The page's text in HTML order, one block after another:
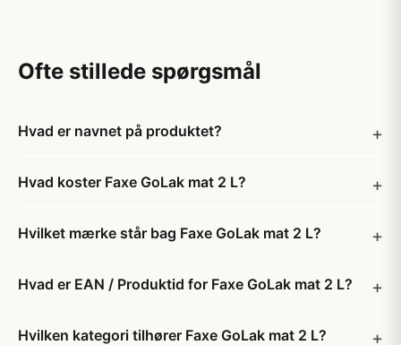
Ofte stillede spørgsmål
Hvad er navnet på produktet?
Hvad koster Faxe GoLak mat 2 L?
Hvilket mærke står bag Faxe GoLak mat 2 L?
Hvad er EAN / Produktid for Faxe GoLak mat 2 L?
Hvilken kategori tilhører Faxe GoLak mat 2 L?